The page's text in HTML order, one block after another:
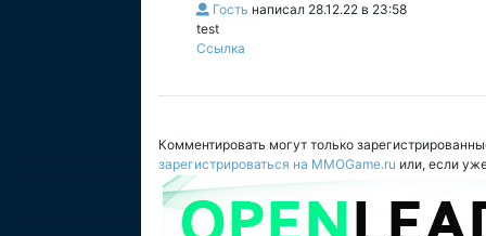
Гость написал 28.12.22 в 23:58
test
Ссылка
Комментировать могут только
зарегистрироваться на MMOGame.ru или, если